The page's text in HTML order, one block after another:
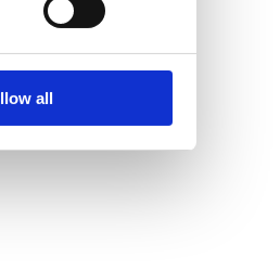
all